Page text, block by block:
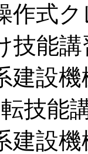
作式
技能講
建設
技能
建設